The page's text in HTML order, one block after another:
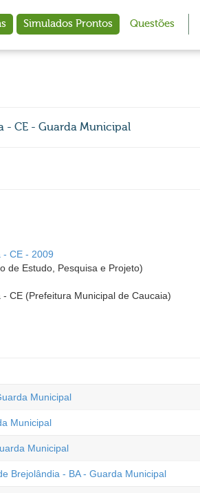
Simulados Prontos Questões
- CE - Guarda Municipal
- CE - 2009
de Estudo, Pesquisa e Projeto)
CE (Prefeitura Municipal de Caucaia)
Municipal
Municipal
Municipal
Brejolândia - BA - Guarda Municipal